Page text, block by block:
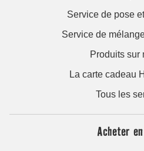
Service de pose
Service de
Produits sur
La carte cadeau
Tous les
Acheter